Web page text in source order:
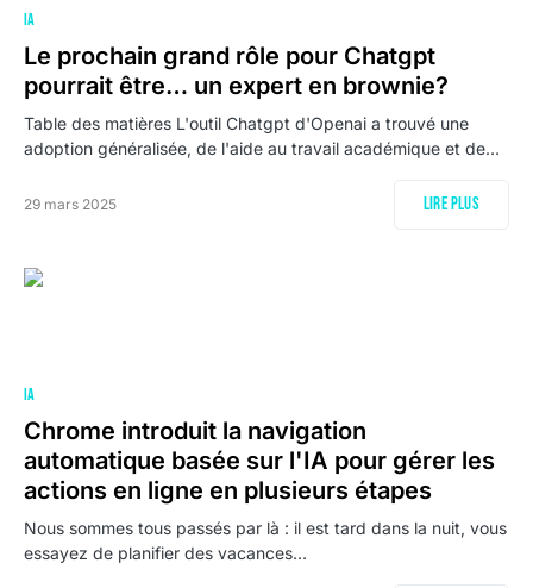
IA
Le prochain grand rôle pour Chatgpt
pourrait être… un expert en brownie?
Table des matières L'outil Chatgpt d'Openai a trouvé une
adoption généralisée, de l'aide au travail académique et de…
29 mars 2025 Lire plus
IA
Chrome introduit la navigation
automatique basée sur l'IA pour gérer les
actions en ligne en plusieurs étapes
Nous sommes tous passés par là : il est tard dans la nuit, vous
essayez de planifier des vacances…